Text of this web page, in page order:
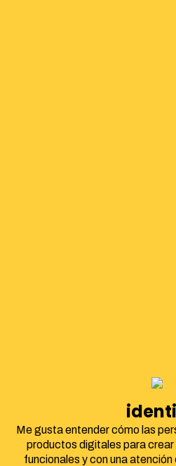
identidad
Me gusta entender cómo las
productos digitales para
funcionales y con una